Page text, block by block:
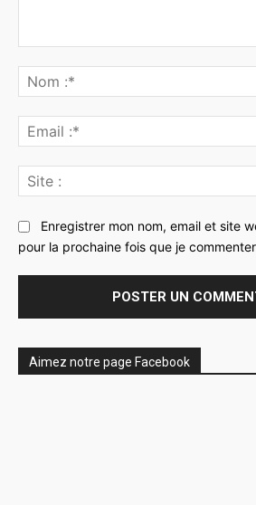
Enregistrer mon nom, email et site
pour la prochaine fois que je
Aimez notre page Facebook